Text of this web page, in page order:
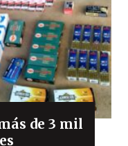
de 3 mil